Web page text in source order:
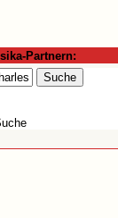
Partnern: